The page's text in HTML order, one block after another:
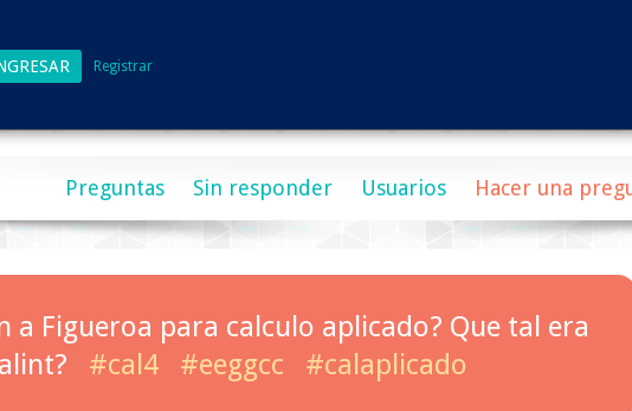
Registrar
Preguntas Sin responder Usuarios Hacer una
a Figueroa para calculo aplicado? Que tal era
#cal4 #eeggcc #calaplicado